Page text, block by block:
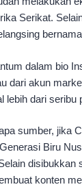
Serikat.
dalam bio
dari akun
lebih dari seribu
sumber, jika
Biru
disibukkan
konten